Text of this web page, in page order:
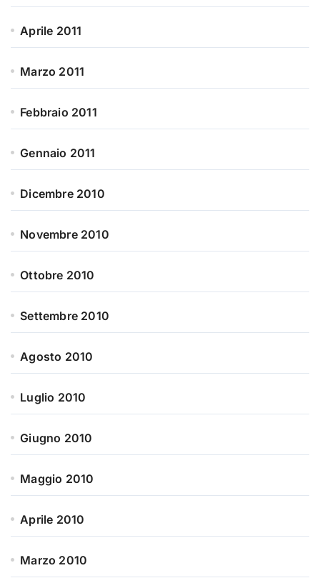
Aprile 2011
Marzo 2011
Febbraio 2011
Gennaio 2011
Dicembre 2010
Novembre 2010
Ottobre 2010
Settembre 2010
Agosto 2010
Luglio 2010
Giugno 2010
Maggio 2010
Aprile 2010
Marzo 2010